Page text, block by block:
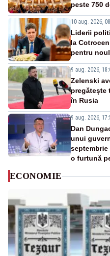
peste 750
10 aug. 2026,
Liderii
la
pentru noul
9 aug. 2026,
Zelenski
pregătește
în Rusia
9 aug. 2026,
Dan
unui
o furtună
ECONOMIE